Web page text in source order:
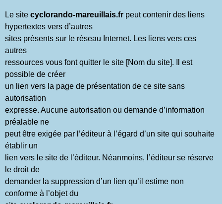
Le site cyclorando-mareuillais.fr peut contenir des liens
hypertextes vers d’autres
sites présents sur le réseau Internet. Les liens vers ces
autres
ressources vous font quitter le site [Nom du site]. Il est
possible de créer
un lien vers la page de présentation de ce site sans
autorisation
expresse. Aucune autorisation ou demande d’information
préalable ne
peut être exigée par l’éditeur à l’égard d’un site qui souhaite
établir un
lien vers le site de l’éditeur. Néanmoins, l’éditeur se réserve
le droit de
demander la suppression d’un lien qu’il estime non
conforme à l’objet du